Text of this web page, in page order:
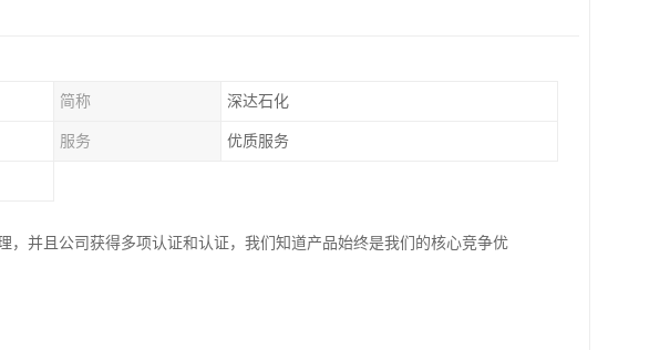
简称 深达石化
服务 优质服务
，并且公司获得多项认证和认证，我们知道产品始终是我们的核心竞争优